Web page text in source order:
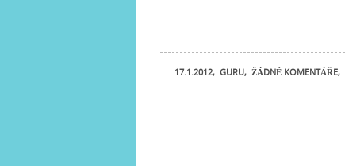
17.1.2012, GURU, ŽÁDNÉ KOMENTÁŘE,